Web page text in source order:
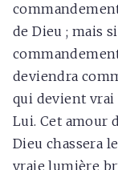
de Dieu ; mais
deviendra
qui devient vrai
Lui. Cet amour
Dieu chassera
vraie lumière